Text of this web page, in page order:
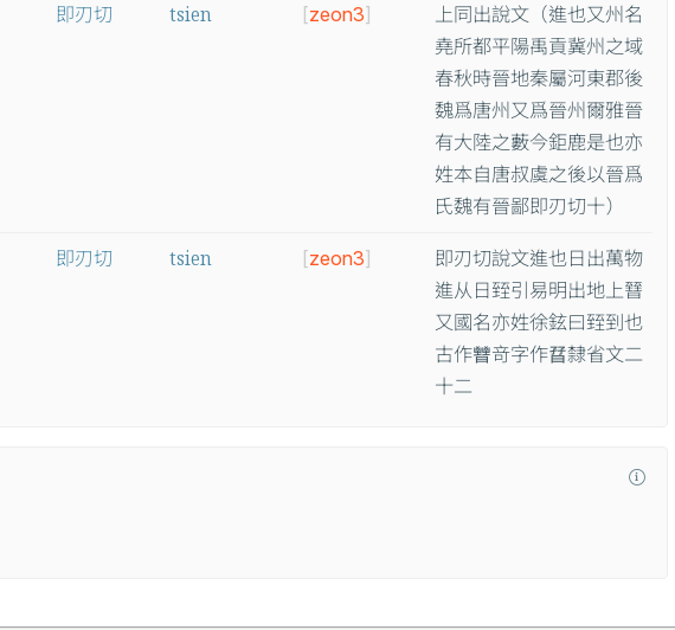
即刃切 tsien [zeon3]
上同出說文（進也又州名
堯所都平陽禹貢冀州之域
春秋時晉地秦屬河東郡後
魏爲唐州又爲晉州爾雅晉
有大陸之藪今鉅鹿是也亦
姓本自唐叔虞之後以晉爲
氏魏有晉鄙即刃切十）
即刃切 tsien [zeon3]
即刃切說文進也日出萬物
進从日臸引易明出地上㬜
又國名亦姓徐鉉曰臸到也
古作𣋤竒字作𡥨隸省文二
十二